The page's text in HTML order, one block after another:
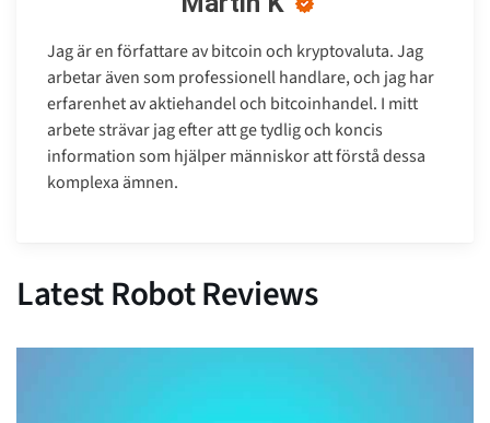
Jag är en författare av bitcoin och kryptovaluta. Jag
arbetar även som professionell handlare, och jag har
erfarenhet av aktiehandel och bitcoinhandel. I mitt
arbete strävar jag efter att ge tydlig och koncis
information som hjälper människor att förstå dessa
komplexa ämnen.
Latest Robot Reviews